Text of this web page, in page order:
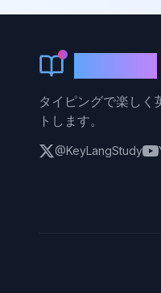
タイピングで楽しく
トします。
@KeyLangStudy